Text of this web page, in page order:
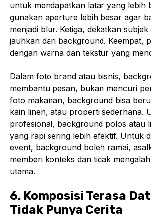
untuk mendapatkan latar yang lebih
gunakan aperture lebih besar agar
menjadi blur. Ketiga, dekatkan
jauhkan dari background. Keempat,
dengan warna dan tekstur yang
Dalam foto brand atau bisnis,
membantu pesan, bukan mencuri
foto makanan, background bisa
kain linen, atau properti sederhana.
profesional, background polos atau
yang rapi sering lebih efektif. Untuk
event, background boleh ramai,
memberi konteks dan tidak
utama.
6. Komposisi Terasa
Tidak Punya Cerita